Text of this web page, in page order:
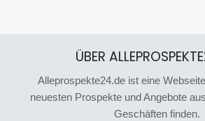
ÜBER
Alleprospekte24.de ist eine
neuesten Prospekte und Angebote
Geschäften finden.